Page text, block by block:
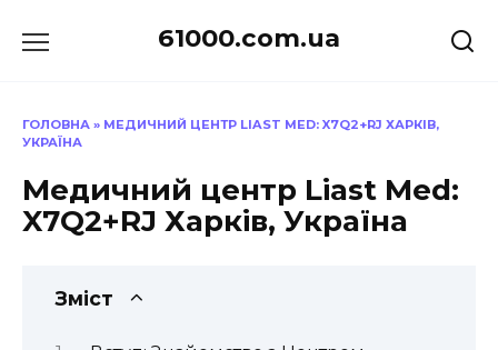
до
61000.com.ua
ГОЛОВНА » МЕДИЧНИЙ ЦЕНТР LIAST MED: X7Q2+RJ ХАРКІВ,
УКРАЇНА
Медичний центр Liast Med:
X7Q2+RJ Харків, Україна
Зміст